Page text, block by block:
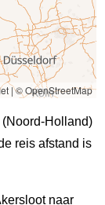
|© OpenStreetMap
Holland)
reis afstand is
naar